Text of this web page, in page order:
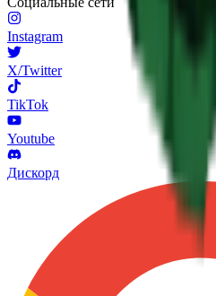
Instagram
X/Twitter
TikTok
Youtube
Дискорд